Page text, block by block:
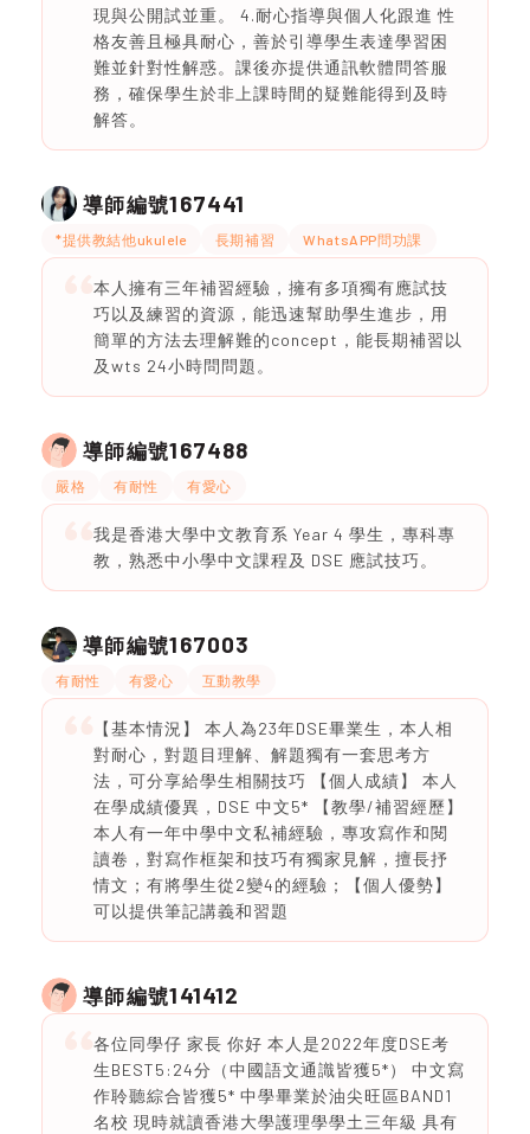
現與公開試並重。 4.耐心指導與個人化跟進 性
格友善且極具耐心，善於引導學生表達學習困
難並針對性解惑。課後亦提供通訊軟體問答服
務，確保學生於非上課時間的疑難能得到及時
解答。
導師編號167441
*提供教結他ukulele 長期補習 WhatsAPP問功課
本人擁有三年補習經驗，擁有多項獨有應試技
巧以及練習的資源，能迅速幫助學生進步，用
簡單的方法去理解難的concept，能長期補習以
及wts 24小時問問題。
導師編號167488
嚴格 有耐性 有愛心
我是香港大學中文教育系 Year 4 學生，專科專
教，熟悉中小學中文課程及 DSE 應試技巧。
導師編號167003
有耐性 有愛心 互動教學
【基本情況】 本人為23年DSE畢業生，本人相
對耐心，對題目理解、解題獨有一套思考方
法，可分享給學生相關技巧 【個人成績】 本人
在學成績優異，DSE 中文5* 【教學/補習經歷】
本人有一年中學中文私補經驗，專攻寫作和閱
讀卷，對寫作框架和技巧有獨家見解，擅長抒
情文；有將學生從2變4的經驗；【個人優勢】
可以提供筆記講義和習題
導師編號141412
各位同學仔 家長 你好 本人是2022年度DSE考
生BEST5:24分（中國語文通識皆獲5*） 中文寫
作聆聽綜合皆獲5* 中學畢業於油尖旺區BAND1
名校 現時就讀香港大學護理學學土三年級 具有